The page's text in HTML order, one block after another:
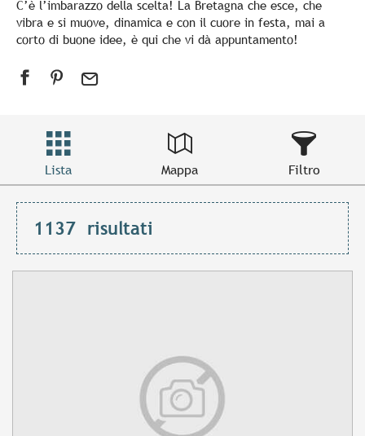
C’è l’imbarazzo della scelta! La Bretagna che esce, che
vibra e si muove, dinamica e con il cuore in festa, mai a
corto di buone idee, è qui che vi dà appuntamento!
Lista Mappa Filtro
1137 risultati